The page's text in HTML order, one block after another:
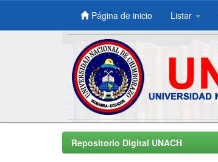
Skip
Página de inicio Listar
Repositorio Digital UNACH